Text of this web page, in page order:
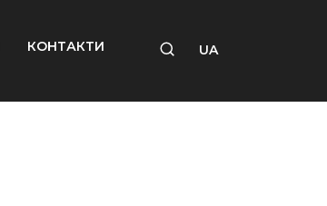
КОНТАКТИ UA